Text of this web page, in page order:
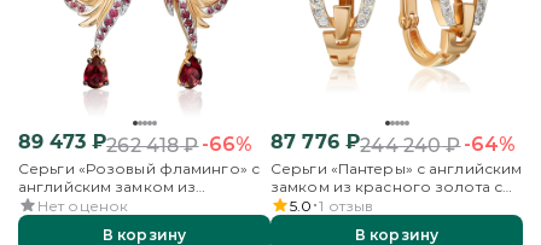
89 473₽262 418₽-66%
Серьги «Розовый фламинго» с
английским замком из
красного золота с гранатами и
эмалью
Нет оценок
В корзину
87 776₽244 240₽-64%
Серьги «Пантеры» с английским
замком из красного золота с
фианитами
5.0 1 отзыв
В корзину